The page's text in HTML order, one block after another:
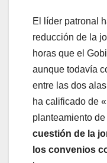
El líder patronal
reducción de la
horas que el
aunque todavía
entre las dos
ha calificado de
planteamiento
cuestión de la
los convenios